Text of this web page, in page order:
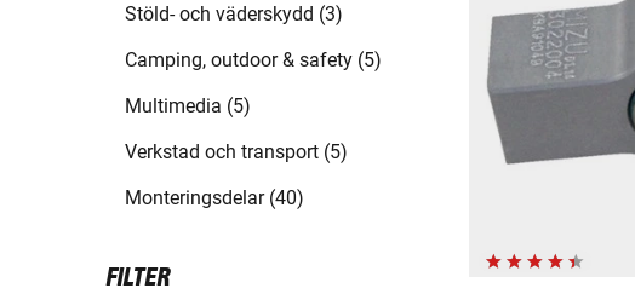
Stöld- och väderskydd (3)
Camping, outdoor & safety (5)
Multimedia (5)
Verkstad och transport (5)
Monteringsdelar (40)
FILTER